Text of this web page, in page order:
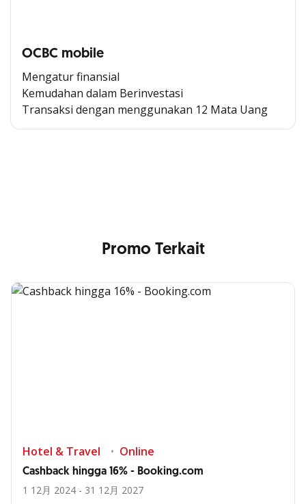
OCBC mobile
Mengatur finansial
Kemudahan dalam Berinvestasi
Transaksi dengan menggunakan 12 Mata Uang
Cross Selling Banner Global
Promo Terkait
Hotel & Travel Online
Cashback hingga 16% - Booking.com
1 12月 2024 - 31 12月 2027